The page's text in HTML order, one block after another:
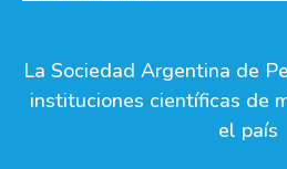
La Sociedad Argentina de
instituciones científicas de
el país